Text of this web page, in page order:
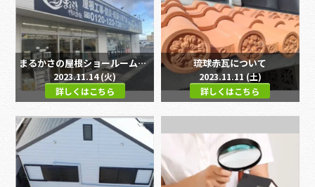
まるかさの屋根ショールームってどんなところ？？｜宇治市・城陽市、屋根工事・屋根リフォーム・防災・雨漏り専門店
2023.11.14 (火)
詳しくはこちら
琉球赤瓦について
2023.11.11 (土)
詳しくはこちら